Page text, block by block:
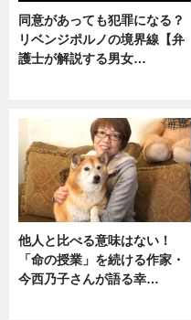
同意があっても犯罪になる？
リベンジポルノの境界線【弁
護士が解説する男女…
他人と比べる意味はない！
「命の授業」を続ける作家・
今西乃子さんが語る幸…